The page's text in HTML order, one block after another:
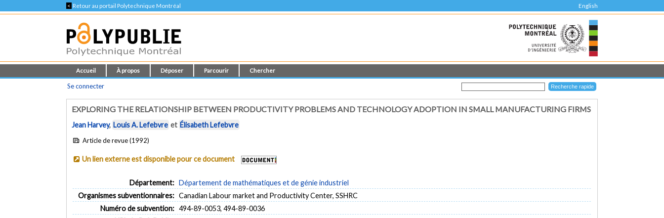
< Retour au portail Polytechnique Montréal English
Accueil À propos Déposer Parcourir Chercher
Se connecter
EXPLORING THE RELATIONSHIP BETWEEN PRODUCTIVITY PROBLEMS AND TECHNOLOGY ADOPTION IN SMALL MANUFACTURING FIRMS
Jean Harvey, Louis A. Lefebvre et Élisabeth Lefebvre
Article de revue (1992)
Un lien externe est disponible pour ce document
Département: Département de mathématiques et de génie industriel
Organismes subventionnaires: Canadian Labour market and Productivity Center, SSHRC
Numéro de subvention: 494-89-0053, 494-89-0036